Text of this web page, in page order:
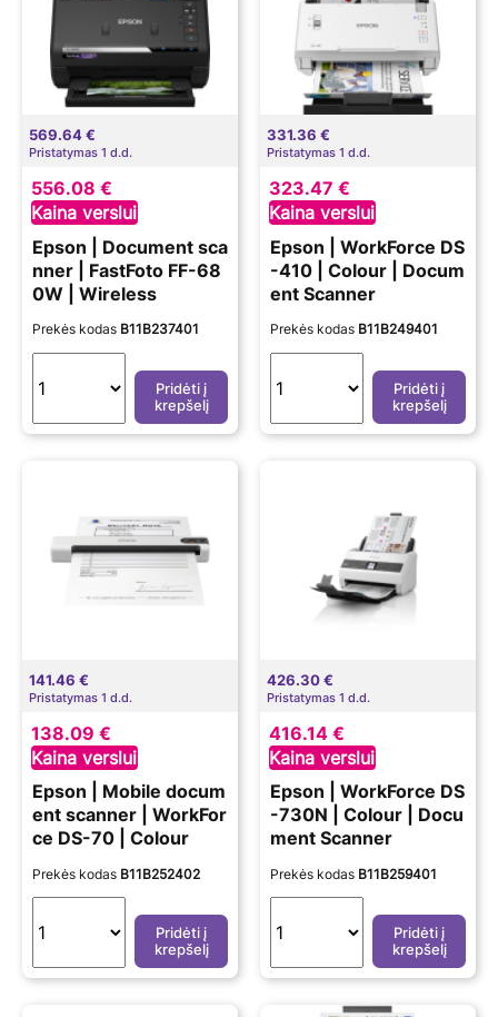
569.64 €
Pristatymas 1 d.d.
556.08 €
Kaina verslui
Epson | Document sca
nner | FastFoto FF-68
0W | Wireless
Prekės kodas B11B237401
Pridėti į
krepšelį
331.36 €
Pristatymas 1 d.d.
323.47 €
Kaina verslui
Epson | WorkForce DS
-410 | Colour | Docum
ent Scanner
Prekės kodas B11B249401
Pridėti į
krepšelį
141.46 €
Pristatymas 1 d.d.
138.09 €
Kaina verslui
Epson | Mobile docum
ent scanner | WorkFor
ce DS-70 | Colour
Prekės kodas B11B252402
Pridėti į
krepšelį
426.30 €
Pristatymas 1 d.d.
416.14 €
Kaina verslui
Epson | WorkForce DS
-730N | Colour | Docu
ment Scanner
Prekės kodas B11B259401
Pridėti į
krepšelį